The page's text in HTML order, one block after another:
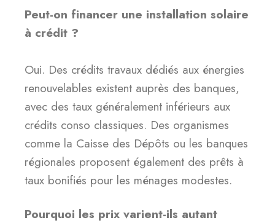
Peut-on financer une installation solaire
à crédit ?
Oui. Des crédits travaux dédiés aux énergies
renouvelables existent auprès des banques,
avec des taux généralement inférieurs aux
crédits conso classiques. Des organismes
comme la Caisse des Dépôts ou les banques
régionales proposent également des prêts à
taux bonifiés pour les ménages modestes.
Pourquoi les prix varient-ils autant